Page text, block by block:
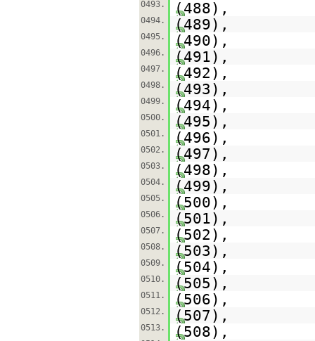
0493. (488),
0494. (489),
0495. (490),
0496. (491),
0497. (492),
0498. (493),
0499. (494),
0500. (495),
0501. (496),
0502. (497),
0503. (498),
0504. (499),
0505. (500),
0506. (501),
0507. (502),
0508. (503),
0509. (504),
0510. (505),
0511. (506),
0512. (507),
0513. (508),